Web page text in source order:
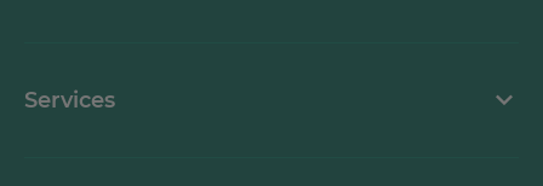
Services